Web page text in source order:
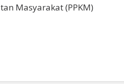
Masyarakat (PPKM)